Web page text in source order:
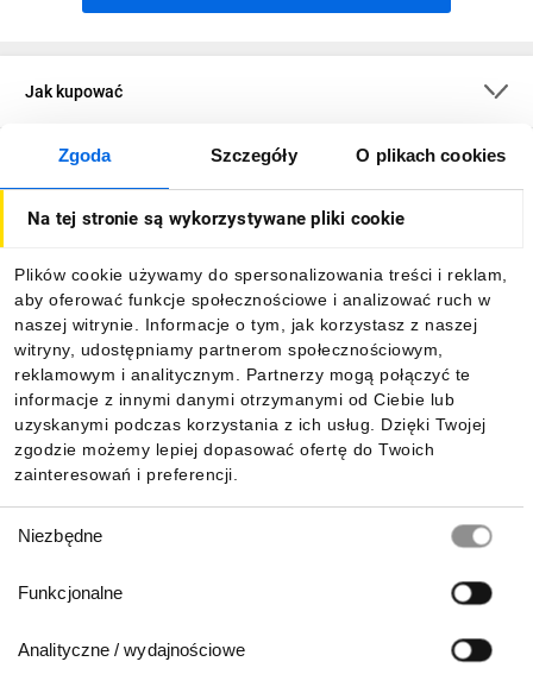
Zgoda Szczegóły O plikach cookies
Na tej stronie są wykorzystywane pliki cookie
Plików cookie używamy do spersonalizowania treści i reklam,
aby oferować funkcje społecznościowe i analizować ruch w
naszej witrynie. Informacje o tym, jak korzystasz z naszej
witryny, udostępniamy partnerom społecznościowym,
reklamowym i analitycznym. Partnerzy mogą połączyć te
informacje z innymi danymi otrzymanymi od Ciebie lub
uzyskanymi podczas korzystania z ich usług. Dzięki Twojej
zgodzie możemy lepiej dopasować ofertę do Twoich
zainteresowań i preferencji.
zgody
Niezbędne
Funkcjonalne
Analityczne / wydajnościowe
Jak kupować
O firmie
Informacje
Pobierz naszą aplikację mobilną: